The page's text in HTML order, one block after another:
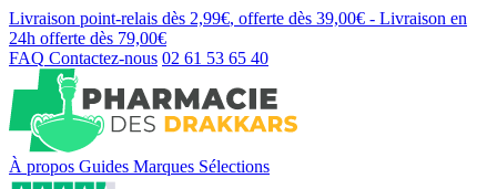
Livraison point-relais dès 2,99€, offerte dès 39,00€ - Livraison en
24h offerte dès 79,00€
FAQ Contactez-nous 02 61 53 65 40
À propos Guides Marques Sélections